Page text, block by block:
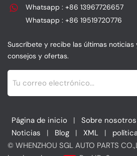
Whatsapp : +86 13967726657
Whatsapp : +86 19519720776
Suscríbete y recibe las últimas noticias
consejos y ofertas.
Página de inicio | Sobre nosotros
Noticias
| Blog | XML |
© WHENZHOU SGL AUTO PARTS